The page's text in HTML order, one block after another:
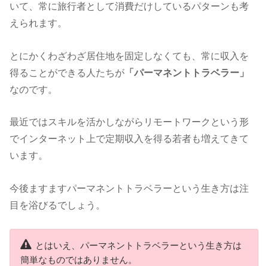
いて、常に旅行者として消費だけしているパターンも考
えられます。
とにかくわざわざ居住地を固定しなくても、常に収入を
得ることができる人たちが 「パーマネントトラベラー」
なのです。
最近ではスキルを活かしながらリモートワークという形
でインターネット上で定期収入を得る若者も増えてきて
います。
今後ますますパーマネントトラベラーという生き方は注
目を浴びるでしょう。
とはいえ、パーマネントトラベラーという生き方は
簡単なものではありません。